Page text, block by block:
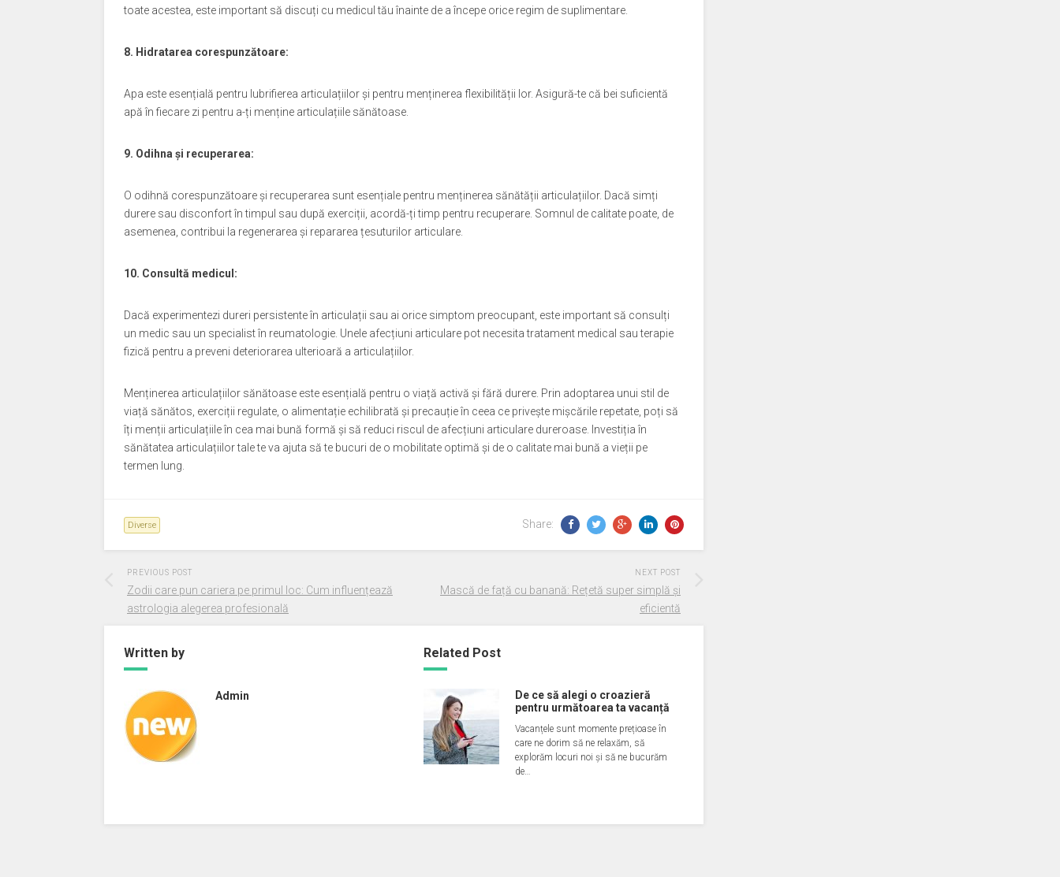
toate acestea, este important să discuți cu medicul tău înainte de a începe orice regim de suplimentare.
8. Hidratarea corespunzătoare:
Apa este esențială pentru lubrifierea articulațiilor și pentru menținerea flexibilității lor. Asigură-te că bei suficientă
apă în fiecare zi pentru a-ți menține articulațiile sănătoase.
9. Odihna și recuperarea:
O odihnă corespunzătoare și recuperarea sunt esențiale pentru menținerea sănătății articulațiilor. Dacă simți
durere sau disconfort în timpul sau după exerciții, acordă-ți timp pentru recuperare. Somnul de calitate poate, de
asemenea, contribui la regenerarea și repararea țesuturilor articulare.
10. Consultă medicul:
Dacă experimentezi dureri persistente în articulații sau ai orice simptom preocupant, este important să consulți
un medic sau un specialist în reumatologie. Unele afecțiuni articulare pot necesita tratament medical sau terapie
fizică pentru a preveni deteriorarea ulterioară a articulațiilor.
Menținerea articulațiilor sănătoase este esențială pentru o viață activă și fără durere. Prin adoptarea unui stil de
viață sănătos, exerciții regulate, o alimentație echilibrată și precauție în ceea ce privește mișcările repetate, poți să
îți menții articulațiile în cea mai bună formă și să reduci riscul de afecțiuni articulare dureroase. Investiția în
sănătatea articulațiilor tale te va ajuta să te bucuri de o mobilitate optimă și de o calitate mai bună a vieții pe
termen lung.
Diverse Share:
PREVIOUS POST
Zodii care pun cariera pe primul loc: Cum influențează
astrologia alegerea profesională
NEXT POST
Mască de față cu banană: Rețetă super simplă și
eficientă
Written by
Admin
Related Post
De ce să alegi o croazieră
pentru următoarea ta vacanță
Vacanțele sunt momente prețioase în
care ne dorim să ne relaxăm, să
explorăm locuri noi și să ne bucurăm
de…